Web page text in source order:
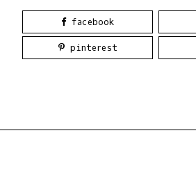
facebook
pinterest